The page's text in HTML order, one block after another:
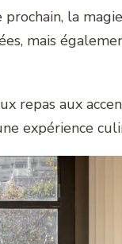
la
mais
repas aux
expérience